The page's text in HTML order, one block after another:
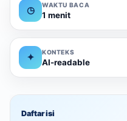
◷
WAKTU BACA
1 menit
✦
KONTEKS
AI-readable
Daftar isi